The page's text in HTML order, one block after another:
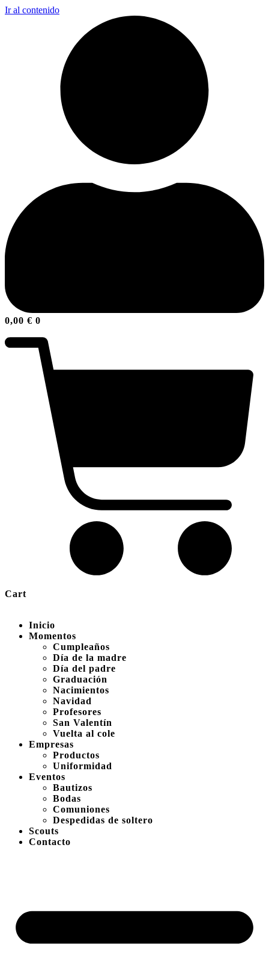
Ir al contenido
0,00 € 0
Cart
Inicio
Momentos
Cumpleaños
Día de la madre
Día del padre
Graduación
Nacimientos
Navidad
Profesores
San Valentín
Vuelta al cole
Empresas
Productos
Uniformidad
Eventos
Bautizos
Bodas
Comuniones
Despedidas de soltero
Scouts
Contacto